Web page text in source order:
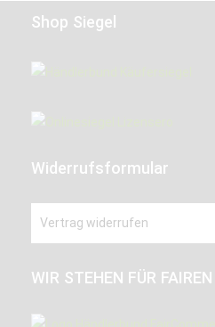
Shop Siegel
Widerrufsformular
Vertrag widerrufen
WIR STEHEN FÜR